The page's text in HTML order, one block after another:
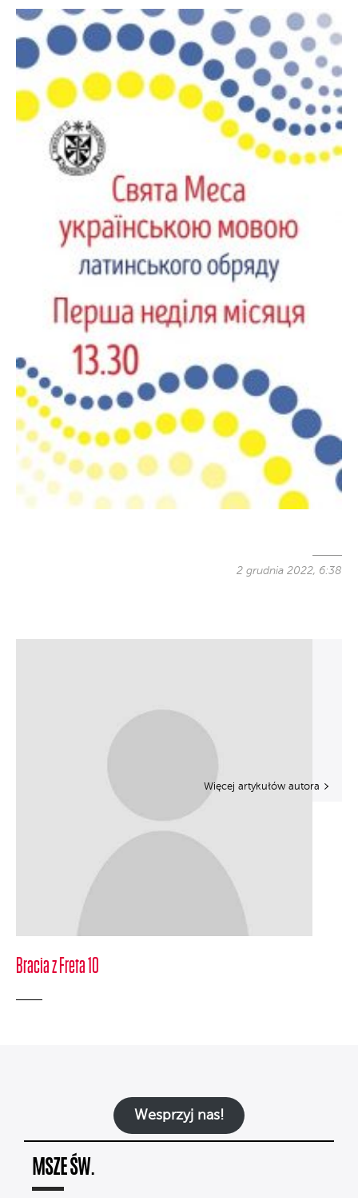
2 grudnia 2022, 6:38
Bracia z Freta 10
Więcej artykułów autora
Wesprzyj nas!
MSZE ŚW.